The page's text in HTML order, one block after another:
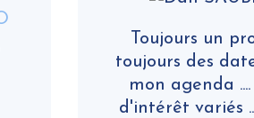
Toujours un
toujours des
mon agenda
d'intérêt variés